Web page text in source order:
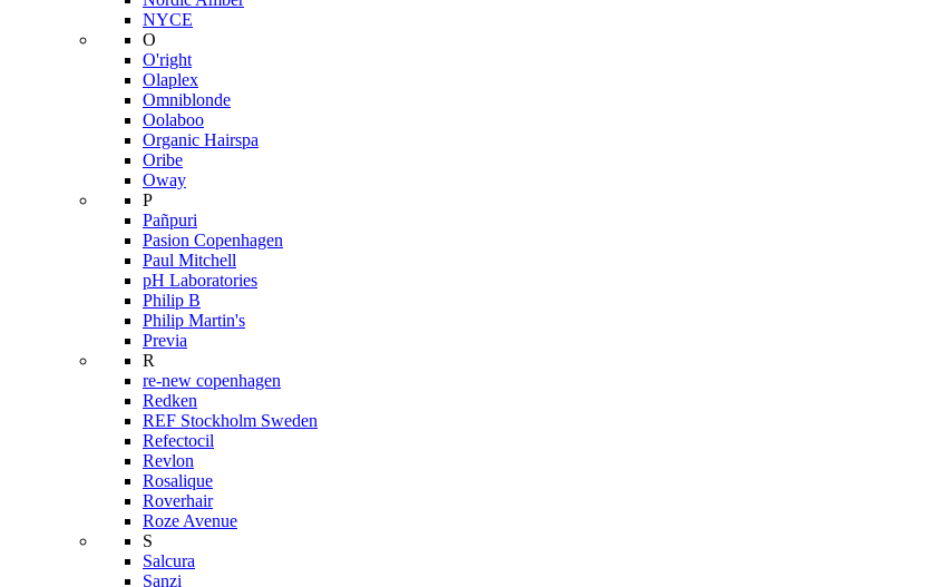
NYCE
O
O'right
Olaplex
Omniblonde
Oolaboo
Organic Hairspa
Oribe
Oway
P
Pañpuri
Pasion Copenhagen
Paul Mitchell
pH Laboratories
Philip B
Philip Martin's
Previa
R
re-new copenhagen
Redken
REF Stockholm Sweden
Refectocil
Revlon
Rosalique
Roverhair
Roze Avenue
S
Salcura
Sanzi